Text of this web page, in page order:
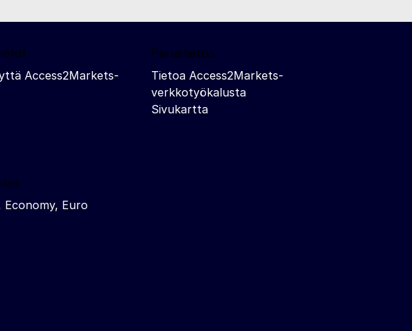
Access2Markets-
Perustietoa
Tietoa Access2Markets-
verkkotyökalusta
Sivukartta
Economy, Euro